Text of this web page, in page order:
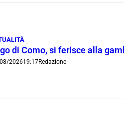
di Como, si ferisce alla
202619:17Redazione